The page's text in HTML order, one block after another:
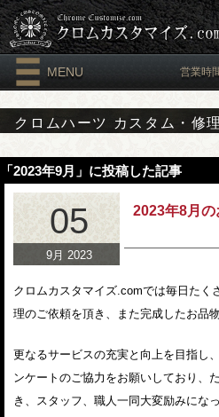
MENU 営業時
クロムハーツ カスタム・修
「2023年9月」に投稿した記事
05
9月 2023
2023年8月
クロムカスタマイズ.comでは毎日たく
理のご依頼を頂き、また完成したお品
更なるサービスの充実と向上を目指し
ンケートのご協力をお願いしており、
き、スタッフ、職人一同大変励みにな